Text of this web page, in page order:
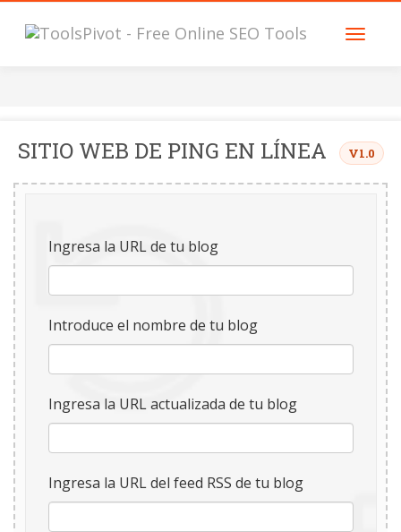
SITIO WEB DE PING EN LÍNEA V1.0
Ingresa la URL de tu blog
Introduce el nombre de tu blog
Ingresa la URL actualizada de tu blog
Ingresa la URL del feed RSS de tu blog